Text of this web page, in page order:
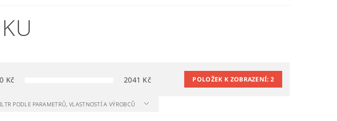
Kč 2041 Kč POLOŽEK K ZOBRAZENÍ:2
PODLE PARAMETRŮ, VLASTNOSTÍ A VÝROBCŮ